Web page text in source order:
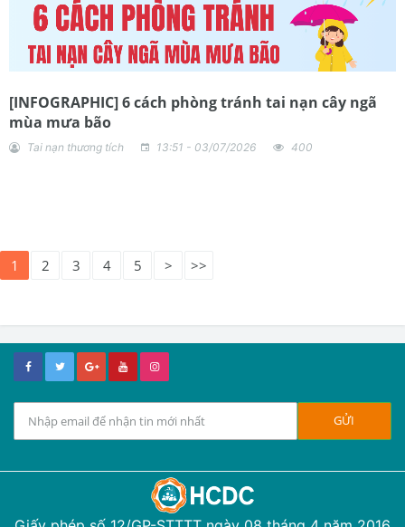
[INFOGRAPHIC] 6 cách phòng tránh tai nạn cây ngã
mùa mưa bão
Tai nạn thương tích 13:51 - 03/07/2026 400
1 2 3 4 5 > >>